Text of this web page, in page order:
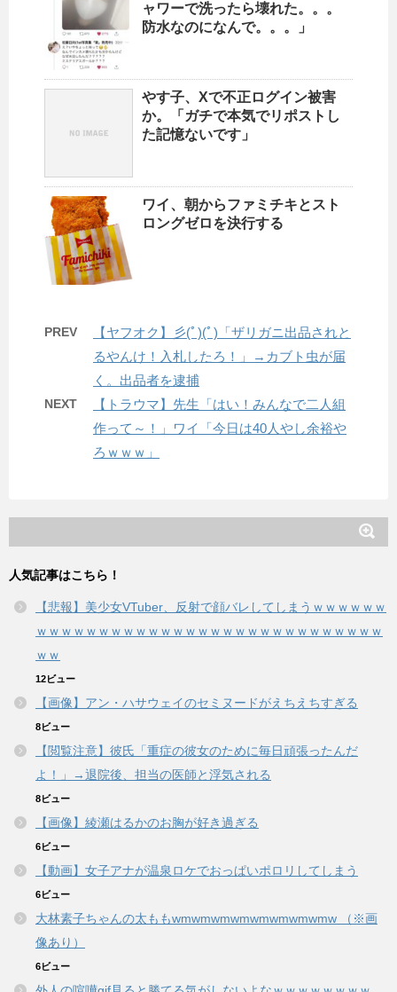
ャワーで洗ったら壊れた。。。
防水なのになんで。。。」
やす子、Xで不正ログイン被害
か。「ガチで本気でリポストし
た記憶ないです」
ワイ、朝からファミチキとスト
ロングゼロを決行する
PREV
【ヤフオク】彡(ﾟ)(ﾟ)「ザリガニ出品されと
るやんけ！入札したろ！」→カブト虫が届
く。出品者を逮捕
NEXT
【トラウマ】先生「はい！みんなで二人組
作って～！」ワイ「今日は40人やし余裕や
ろｗｗｗ」
人気記事はこちら！
【悲報】美少女VTuber、反射で顔バレしてしまうｗｗｗｗｗｗ
ｗｗｗｗｗｗｗｗｗｗｗｗｗｗｗｗｗｗｗｗｗｗｗｗｗｗｗｗ
ｗｗ
12ビュー
【画像】アン・ハサウェイのセミヌードがえちえちすぎる
8ビュー
【閲覧注意】彼氏「重症の彼女のために毎日頑張ったんだ
よ！」→退院後、担当の医師と浮気される
8ビュー
【画像】綾瀬はるかのお胸が好き過ぎる
6ビュー
【動画】女子アナが温泉ロケでおっぱいポロリしてしまう
6ビュー
大林素子ちゃんの太ももwmwmwmwmwmwmwmwmw （※画
像あり）
6ビュー